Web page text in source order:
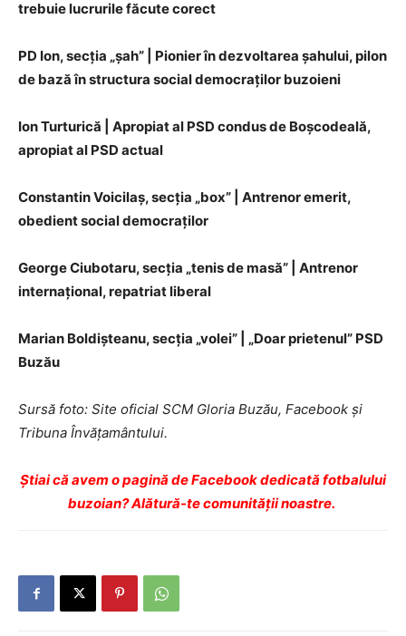
trebuie lucrurile făcute corect
PD Ion, secţia „şah” | Pionier în dezvoltarea şahului, pilon
de bază în structura social democraţilor buzoieni
Ion Turturică | Apropiat al PSD condus de Boşcodeală,
apropiat al PSD actual
Constantin Voicilaş, secţia „box” | Antrenor emerit,
obedient social democraţilor
George Ciubotaru, secţia „tenis de masă” | Antrenor
internaţional, repatriat liberal
Marian Boldişteanu, secţia „volei” | „Doar prietenul” PSD
Buzău
Sursă foto: Site oficial SCM Gloria Buzău, Facebook şi
Tribuna Învăţamântului.
Ştiai că avem o pagină de Facebook dedicată fotbalului
buzoian? Alătură-te comunității noastre.